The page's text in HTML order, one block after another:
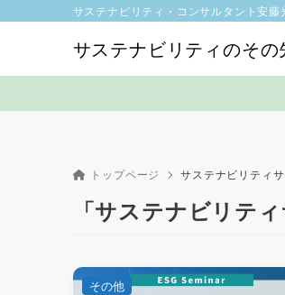
サステナビリティのその
サステナビリティ・コンサルタント安
トップページ サステナビリティ
「サステナビリテ
その他